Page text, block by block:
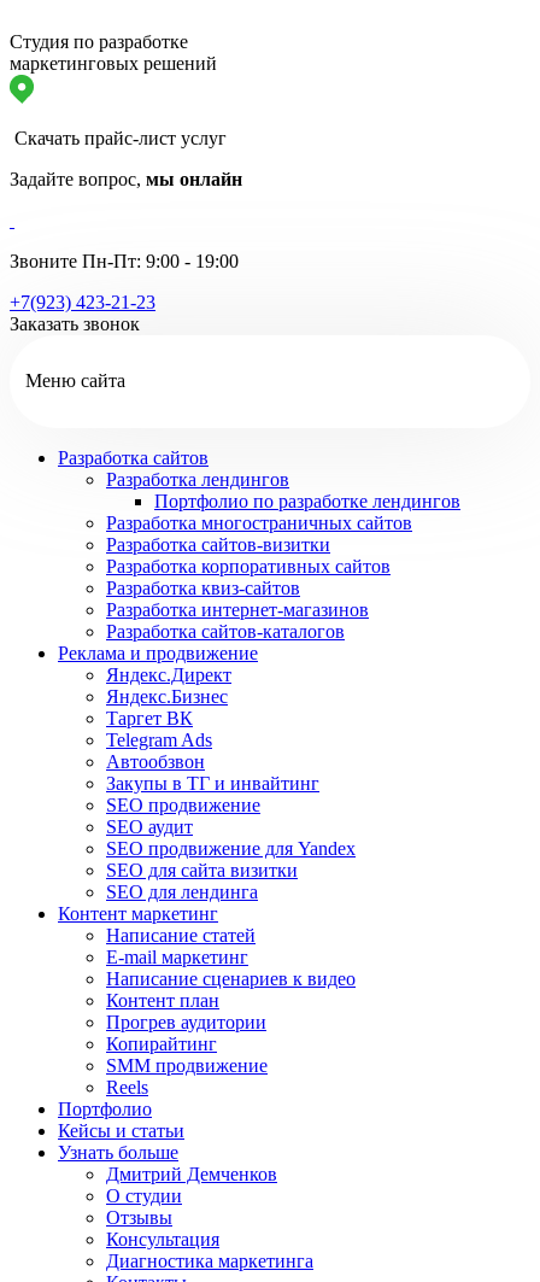
Студия по разработке
маркетинговых решений
Скачать прайс-лист услуг
Задайте вопрос, мы онлайн
Звоните Пн-Пт: 9:00 - 19:00
+7(923) 423-21-23
Заказать звонок
Меню сайта
Разработка сайтов
Разработка лендингов
Портфолио по разработке лендингов
Разработка многостраничных сайтов
Разработка сайтов-визитки
Разработка корпоративных сайтов
Разработка квиз-сайтов
Разработка интернет-магазинов
Разработка сайтов-каталогов
Реклама и продвижение
Яндекс.Директ
Яндекс.Бизнес
Таргет ВК
Telegram Ads
Автообзвон
Закупы в ТГ и инвайтинг
SEO продвижение
SEO аудит
SEO продвижение для Yandex
SEO для сайта визитки
SEO для лендинга
Контент маркетинг
Написание статей
E-mail маркетинг
Написание сценариев к видео
Контент план
Прогрев аудитории
Копирайтинг
SMM продвижение
Reels
Портфолио
Кейсы и статьи
Узнать больше
Дмитрий Демченков
О студии
Отзывы
Консультация
Диагностика маркетинга